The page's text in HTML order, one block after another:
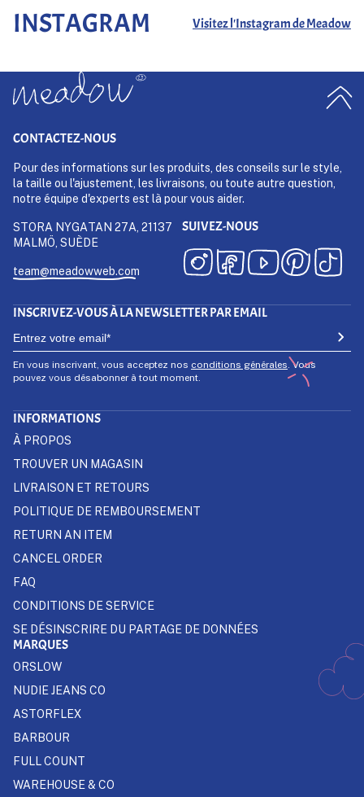
INSTAGRAM Visitez l'Instagram de Meadow
CONTACTEZ-NOUS
Pour des informations sur les produits, des conseils sur le style,
la taille ou l'ajustement, les livraisons, ou toute autre question,
notre équipe d'experts est là pour vous aider.
STORA NYGATAN 27A, 21137
MALMÖ, SUÈDE
team@meadowweb.com
SUIVEZ-NOUS
INSCRIVEZ-VOUS À LA NEWSLETTER PAR EMAIL
En vous inscrivant, vous acceptez nos conditions générales . Vous
pouvez vous désabonner à tout moment.
INFORMATIONS
À PROPOS
TROUVER UN MAGASIN
LIVRAISON ET RETOURS
POLITIQUE DE REMBOURSEMENT
RETURN AN ITEM
CANCEL ORDER
FAQ
CONDITIONS DE SERVICE
SE DÉSINSCRIRE DU PARTAGE DE DONNÉES
MARQUES
ORSLOW
NUDIE JEANS CO
ASTORFLEX
BARBOUR
FULL COUNT
WAREHOUSE & CO